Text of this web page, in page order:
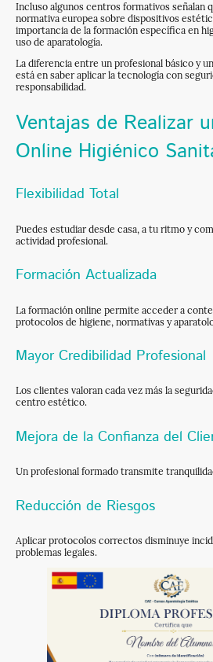
Incluso algunos centros formativos señalan
normativa europea sobre dispositivos
importancia de la formación específica en
uso de aparatología.
La diferencia entre un profesional básico y
está en saber aplicar la tecnología con
responsabilidad.
Ventajas de Realizar
Online Higiénico
Flexibilidad Total
Puedes estudiar desde casa, a tu ritmo y
actividad profesional.
Formación Actualizada
La formación online permite acceder a
protocolos de higiene, normativas y
Mayor Credibilidad Profesional
Los clientes valoran cada vez más la
centro estético.
Mejora de la Confianza del
Un profesional formado transmite
Reducción de Riesgos
Aplicar protocolos correctos disminuye
problemas legales.